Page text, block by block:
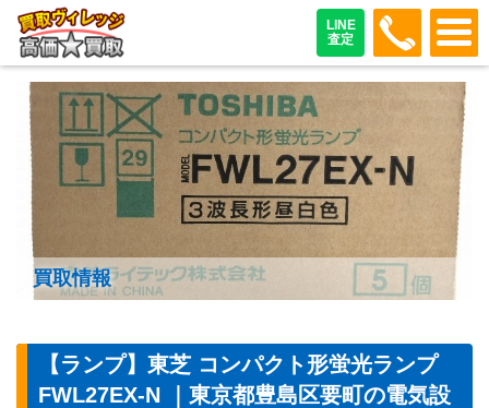
LINE
査定
048-
買取情報
【ランプ】東芝 コンパクト形蛍光ランプ
FWL27EX-N ｜東京都豊島区要町の電気設